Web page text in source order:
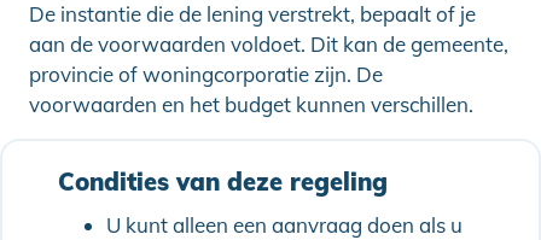
De instantie die de lening verstrekt, bepaalt of je
aan de voorwaarden voldoet. Dit kan de gemeente,
provincie of woningcorporatie zijn. De
voorwaarden en het budget kunnen verschillen.
Condities van deze regeling
U kunt alleen een aanvraag doen als u